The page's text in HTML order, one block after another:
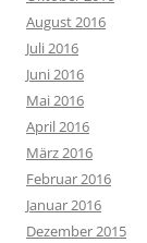
August 2016
Juli 2016
Juni 2016
Mai 2016
April 2016
März 2016
Februar 2016
Januar 2016
Dezember 2015